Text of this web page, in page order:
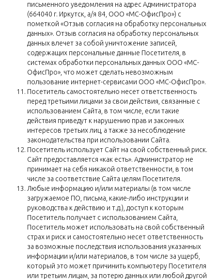
письменного уведомления на адрес Администратора
(664040 г. Иркутск, а/я 84, ООО «МС-ОфисПро») с
пометкой «Отзыв согласия на обработку персональных
данных». Отзыв согласия на обработку персональных
данных влечет за собой уничтожение записей,
содержащих персональные данные Посетителя, в
системах обработки персональных данных ООО «МС-
ОфисПро», что может сделать невозможным
пользование интернет-сервисами ООО «МС-ОфисПро».
Посетитель самостоятельно несет ответственность
перед третьими лицами за свои действия, связанные с
использованием Сайта, в том числе, если такие
действия приведут к нарушению прав и законных
интересов третьих лиц, а также за несоблюдение
законодательства при использовании Сайта.
Посетитель использует Сайт на свой собственный риск.
Сайт предоставляется «как есть». Администратор не
принимает на себя никакой ответственности, в том
числе за соответствие Сайта целям Посетителя.
Любые информацию и/или материалы (в том числе
загружаемое ПО, письма, какие-либо инструкции и
руководства к действию и т.д.), доступ к которым
Посетитель получает с использованием Сайта,
Посетитель может использовать на свой собственный
страх и риск и самостоятельно несет ответственность
за возможные последствия использования указанных
информации и/или материалов, в том числе за ущерб,
который это может причинить компьютеру Посетителя
или третьим лицам, за потерю данных или любой другой